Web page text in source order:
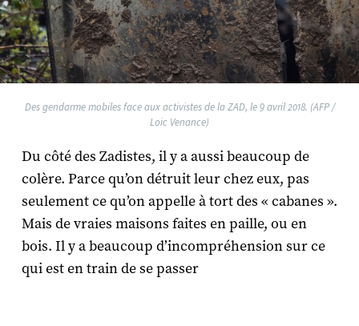
Des gendarme mobiles face aux activistes de la ZAD, le 9 avril 2018. (AFP /
Loic Venance)
Du côté des Zadistes, il y a aussi beaucoup de
colère. Parce qu’on détruit leur chez eux, pas
seulement ce qu’on appelle à tort des « cabanes ».
Mais de vraies maisons faites en paille, ou en
bois. Il y a beaucoup d’incompréhension sur ce
qui est en train de se passer